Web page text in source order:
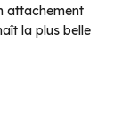
attachement
la plus belle